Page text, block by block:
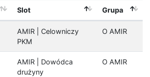
Slot Grupa
AMIR | Celowniczy
PKM
O AMIR
AMIR | Dowódca
drużyny
O AMIR